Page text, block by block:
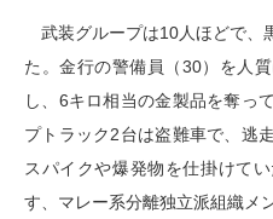
武装グループは10人ほどで、
た。金行の警備員（30）を人
し、6キロ相当の金製品を奪っ
プトラック2台は盗難車で、逃
スパイクや爆発物を仕掛けて
す、マレー系分離独立派組織メ